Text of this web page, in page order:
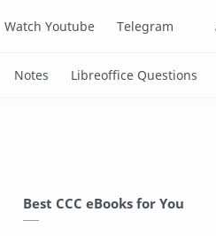
Watch Youtube Telegram
Best CCC eBooks for You